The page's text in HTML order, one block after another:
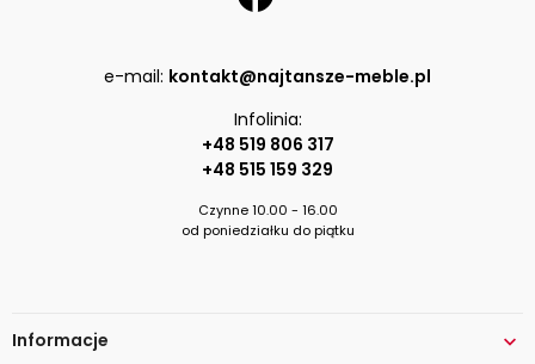
e-mail: kontakt@najtansze-meble.pl
Infolinia:
+48 519 806 317
+48 515 159 329
Czynne 10.00 - 16.00
od poniedziałku do piątku
Informacje 